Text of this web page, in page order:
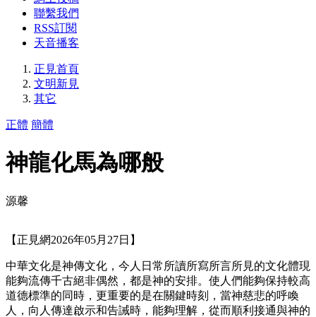
聯繫我們
RSS訂閱
天音播客
正見首頁
文明新見
其它
正體 簡體
神龍化馬為哪般
源馨
【正見網2026年05月27日】
中華文化是神傳文化，今人日常所讀所寫所言所見的文化體現
能夠流傳千古絕非偶然，都是神的安排。使人們能夠保持較高
道德標準的同時，更重要的是在關鍵時刻，當神慈悲的呼喚
人，向人傳達啟示和告誡時，能夠理解，從而順利接通與神的